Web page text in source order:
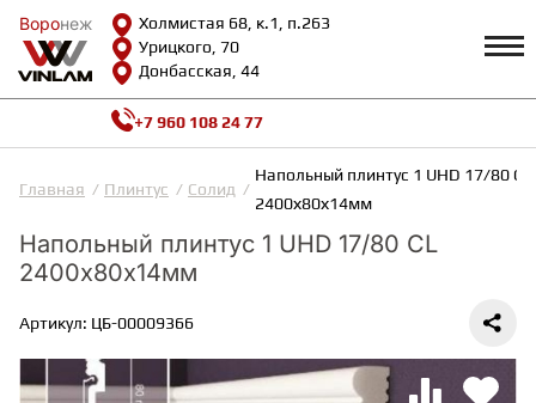
Воронеж
Холмистая 68, к.1, п.263
Урицкого, 70
Донбасская, 44
Воронеж
КАТАЛОГ Профиль
Возврат и гарантии
Сотрудничество
Видеообзоры
Как выбрать
Калькулятор
ВИНИЛОВАЯ ПЛИТКА
ЛАМИНАТ
+7 960 108 24 77
Главная Плинтус Солид
Напольный плинтус 1 UHD 17/80 CL
2400х80х14мм
Напольный плинтус 1 UHD 17/80 CL
2400х80х14мм
Артикул: ЦБ-00009366